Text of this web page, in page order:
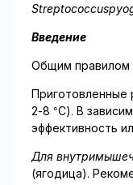
Streptococcus
Введение
Общим правилом
Приготовленные
2-8 °C). В
эффективность
Для
(ягодица).